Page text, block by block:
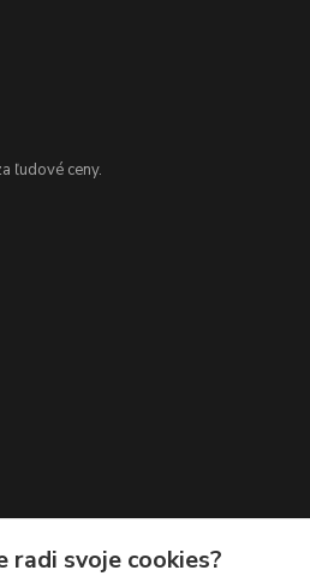
ľudové ceny.
radi svoje cookies?